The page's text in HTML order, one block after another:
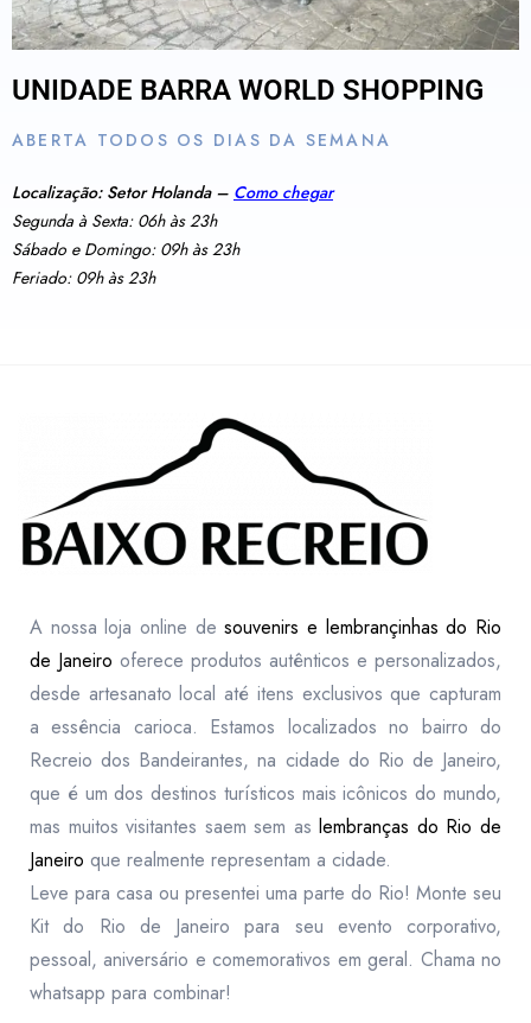
UNIDADE BARRA WORLD SHOPPING
ABERTA TODOS OS DIAS DA SEMANA
Localização: Setor Holanda – Como chegar
Segunda à Sexta: 06h às 23h
Sábado e Domingo: 09h às 23h
Feriado: 09h às 23h
A nossa loja online desouvenirs e lembrançinhas do Rio
de Janeiro oferece produtos autênticos e personalizados,
desde artesanato local até itens exclusivos que capturam
a essência carioca. Estamos localizados no bairro do
Recreio dos Bandeirantes, na cidade do Rio de Janeiro,
que é um dos destinos turísticos mais icônicos do mundo,
mas muitos visitantes saem sem aslembranças do Rio de
Janeiro que realmente representam a cidade.
Leve para casa ou presentei uma parte do Rio! Monte seu
Kit do Rio de Janeiro para seu evento corporativo,
pessoal, aniversário e comemorativos em geral. Chama no
whatsapp para combinar!